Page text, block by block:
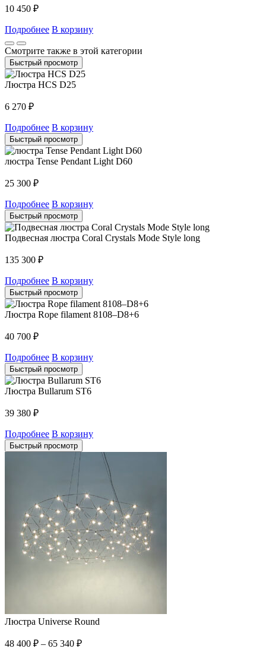
10 450 ₽
Подробнее В корзину
Смотрите также в этой категории
Быстрый просмотр
Люстра HCS D25
6 270 ₽
Подробнее В корзину
Быстрый просмотр
люстра Tense Pendant Light D60
25 300 ₽
Подробнее В корзину
Быстрый просмотр
Подвесная люстра Coral Crystals Mode Style long
135 300 ₽
Подробнее В корзину
Быстрый просмотр
Люстра Rope filament 8108–D8+6
40 700 ₽
Подробнее В корзину
Быстрый просмотр
Люстра Bullarum ST6
39 380 ₽
Подробнее В корзину
Быстрый просмотр
Люстра Universe Round
48 400 ₽ – 65 340 ₽